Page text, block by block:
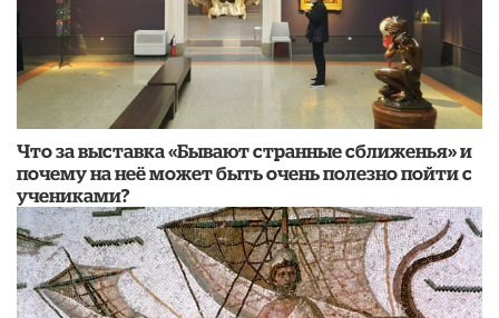
Что за выставка «Бывают странные сближенья» и
почему на неё может быть очень полезно пойти с
учениками?